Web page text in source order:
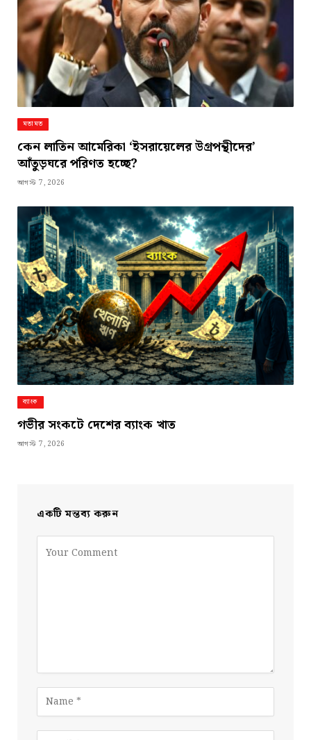
মতামত
কেন লাতিন আমেরিকা ‘ইসরায়েলের উগ্রপন্থীদের’
আঁতুড়ঘরে পরিণত হচ্ছে?
আগস্ট 7, 2026
ব্যাংক
গভীর সংকটে দেশের ব্যাংক খাত
আগস্ট 7, 2026
একটি মন্তব্য করুন